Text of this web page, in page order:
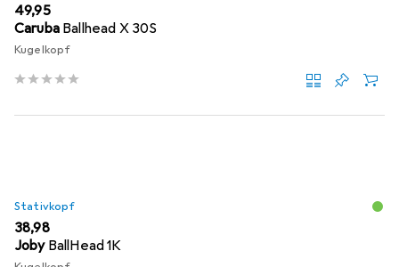
EUR
49,95
Caruba Ballhead X 30S
Kugelkopf
Stativkopf
EUR
38,98
Joby BallHead 1K